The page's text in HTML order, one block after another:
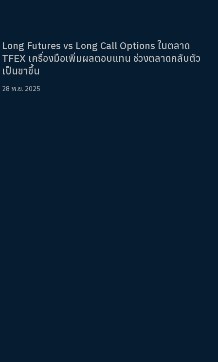
Long Futures vs Long Call Options ในตลาด
TFEX เครื่องมือเพิ่มผลตอบแทน ช่วงตลาดกลับตัว
เป็นขาขึ้น
28 พ.ย. 2025